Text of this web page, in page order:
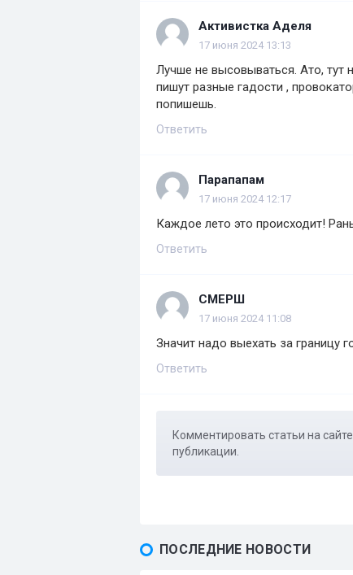
Активистка Аделя
17 июня 2024 13:13
Лучше не высовываться. Ато, тут
пишут разные гадости ,
попишешь.
Ответить
Парапапам
17 июня 2024 12:17
Каждое лето это происходит!
Ответить
СМЕРШ
17 июня 2024 11:08
Значит надо выехать за границу
Ответить
Комментировать статьи на
публикации.
ПОСЛЕДНИЕ НОВОСТИ